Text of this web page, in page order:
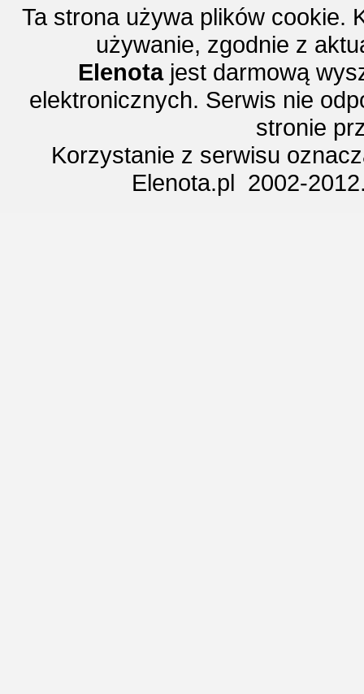
Ta strona używa plików cookie.
używanie, zgodnie z
Elenotajest darmową
elektronicznych. Serwis nie
stronie
Korzystanie z serwisu
Elenota.pl 2002-